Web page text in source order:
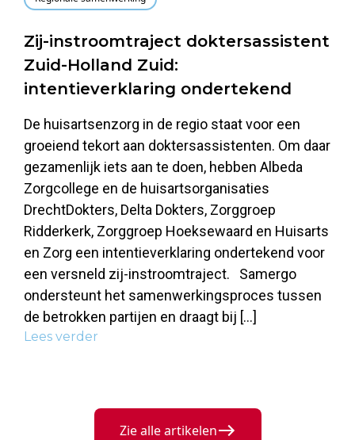
Zij-instroomtraject doktersassistent
Zuid-Holland Zuid:
intentieverklaring ondertekend
De huisartsenzorg in de regio staat voor een
groeiend tekort aan doktersassistenten. Om daar
gezamenlijk iets aan te doen, hebben Albeda
Zorgcollege en de huisartsorganisaties
DrechtDokters, Delta Dokters, Zorggroep
Ridderkerk, Zorggroep Hoeksewaard en Huisarts
en Zorg een intentieverklaring ondertekend voor
een versneld zij-instroomtraject. Samergo
ondersteunt het samenwerkingsproces tussen
de betrokken partijen en draagt bij […]
Lees verder
Zie alle artikelen